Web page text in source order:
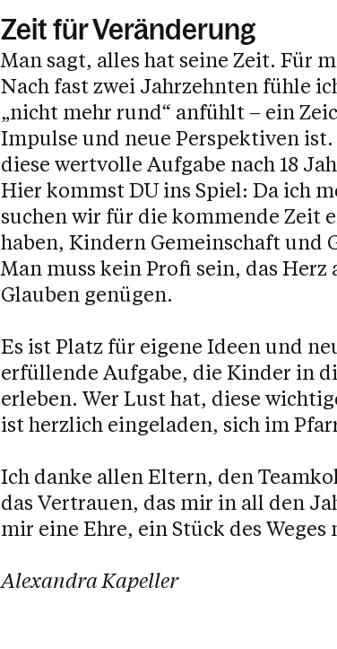
Zeit für Veränderung
Man sagt, alles hat seine Zeit. Für
Nach fast zwei Jahrzehnten fühle
„nicht mehr rund“ anfühlt – ein
Impulse und neue Perspektiven
diese wertvolle Aufgabe nach 18
Hier kommst DU ins Spiel: Da ich
suchen wir für die kommende Zeit
haben, Kindern Gemeinschaft und
Man muss kein Profi sein, das
Glauben genügen.
Es ist Platz für eigene Ideen und
erfüllende Aufgabe, die Kinder in
erleben. Wer Lust hat, diese
ist herzlich eingeladen, sich im
Ich danke allen Eltern, den
das Vertrauen, das mir in all den
mir eine Ehre, ein Stück des Weges
Alexandra Kapeller